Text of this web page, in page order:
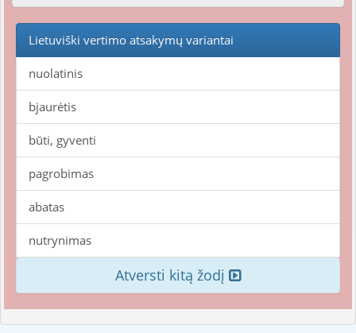
Lietuviški vertimo atsakymų variantai
nuolatinis
bjaurėtis
būti, gyventi
pagrobimas
abatas
nutrynimas
Atversti kitą žodį